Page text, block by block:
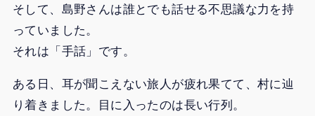
そして、島野さんは誰とでも話せる不思議な力を持
っていました。
それは「手話」です。
ある日、耳が聞こえない旅人が疲れ果てて、村に辿
り着きました。目に入ったのは長い行列。